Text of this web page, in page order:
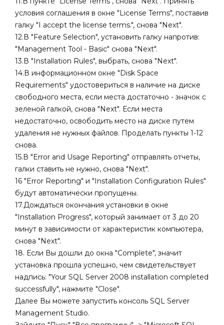
условия соглашения в окне "License Terms", поставив
галку "I accept the license terms.", снова "Next".
12.В "Feature Selection", установить галку напротив:
"Management Tool - Basic" снова "Next".
13.В "Installation Rules", выбрать, снова "Next".
14.В информационном окне "Disk Space
Requirements" удостовериться в наличие на диске
свободного места, если места достаточно - значок с
зеленой галкой, снова "Next". Если места
недостаточно, освободить место на диске путем
удаления не нужных файлов. Проделать пункты 1-12
снова.
15.В "Error and Usage Reporting" отправлять отчеты,
галки ставить не нужно, снова "Next".
16 "Error Reporting" и "Installation Configuration Rules"
будут автоматически пропущены.
17.Дождаться окончания установки в окне
"Installation Progress", который занимает от 3 до 20
минут в зависимости от характеристик компьютера,
снова "Next".
18. Если Вы дошли до окна "Complete", значит
установка прошла успешно, чем свидетельствует
надпись: "Your SQL Server 2008 installation completed
successfully", нажмите "Close".
Далее Вы можете запустить консоль SQL Server
Management Studio.